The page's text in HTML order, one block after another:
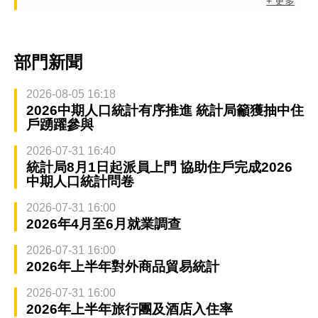
部門新聞
2026-08-05 16:18
2026中期人口統計有序推進 統計局籲獲抽中住
戶踴躍參與
2026-07-31 16:40
統計局8月1日起派員上門 協助住戶完成2026
中期人口統計問卷
2026-07-31 16:00
2026年4月至6月就業調查
2026-07-31 16:00
2026年上半年對外商品貿易統計
2026-07-31 16:00
2026年上半年旅行團及酒店入住率